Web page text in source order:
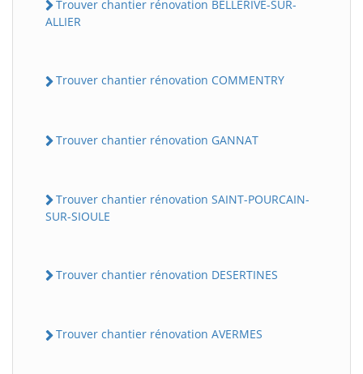
Trouver chantier rénovation BELLERIVE-SUR-
ALLIER
Trouver chantier rénovation COMMENTRY
Trouver chantier rénovation GANNAT
Trouver chantier rénovation SAINT-POURCAIN-
SUR-SIOULE
Trouver chantier rénovation DESERTINES
Trouver chantier rénovation AVERMES